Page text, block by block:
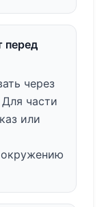
перед
через
части
или
окружению